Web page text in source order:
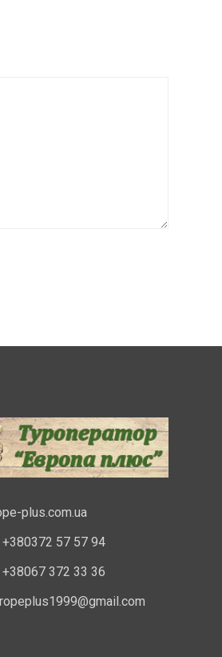
plus.com.ua
57 57 94
372 33 36